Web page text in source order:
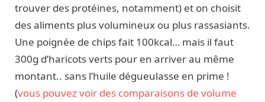
trouver des protéines, notamment) et on choisit
des aliments plus volumineux ou plus rassasiants.
Une poignée de chips fait 100kcal… mais il faut
300g d’haricots verts pour en arriver au même
montant.. sans l’huile dégueulasse en prime !
(vous pouvez voir des comparaisons de volume